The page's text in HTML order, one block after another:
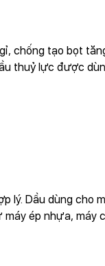
chống tạo bọt
thuỷ lực được
lý. Dầu dùng cho
ép nhựa, máy